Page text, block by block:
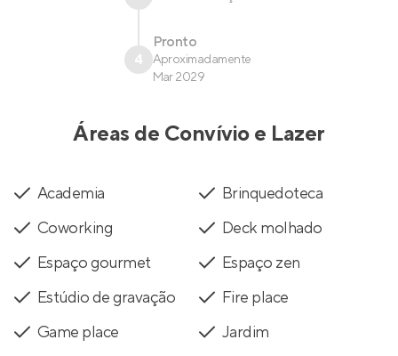
4
Pronto
Aproximadamente
Mar 2029
Áreas de Convívio e Lazer
Academia
Brinquedoteca
Coworking
Deck molhado
Espaço gourmet
Espaço zen
Estúdio de gravação
Fire place
Game place
Jardim